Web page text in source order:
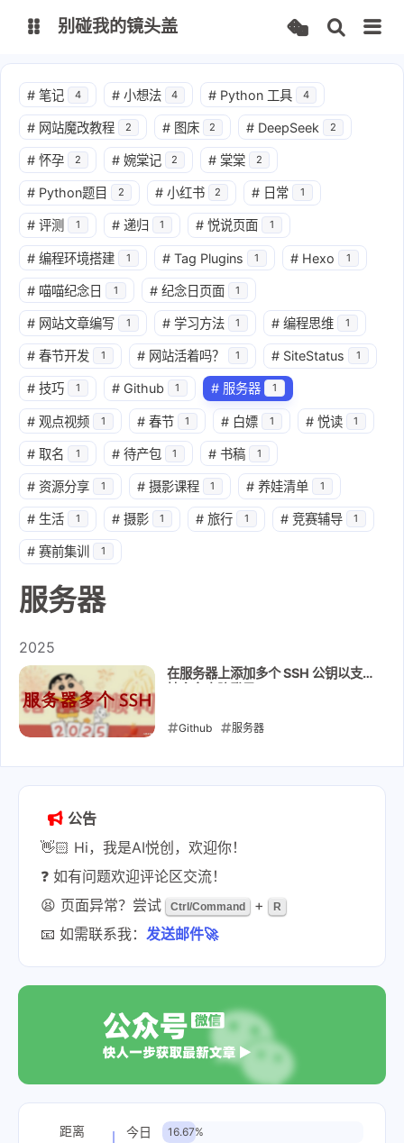
文档
FPManager CodeMark
IPMapper TurtleBrowser
思否 CSDN
知乎 掘金
别碰我的镜头盖
# 笔记 4 # 小想法 4 # Python 工具 4
# 网站魔改教程 2 # 图床 2 # DeepSeek 2
# 怀孕 2 # 婉棠记 2 # 棠棠 2
# Python题目 2 # 小红书 2 # 日常 1
# 评测 1 # 递归 1 # 悦说页面 1
# 编程环境搭建 1 # Tag Plugins 1 # Hexo 1
# 喵喵纪念日 1 # 纪念日页面 1
# 网站文章编写 1 # 学习方法 1 # 编程思维 1
# 春节开发 1 # 网站活着吗？ 1 # SiteStatus 1
# 技巧 1 # Github 1 # 服务器 1
# 观点视频 1 # 春节 1 # 白嫖 1 # 悦读 1
# 取名 1 # 待产包 1 # 书稿 1
# 资源分享 1 # 摄影课程 1 # 养娃清单 1
# 生活 1 # 摄影 1 # 旅行 1 # 竞赛辅导 1
# 赛前集训 1
服务器
2025
在服务器上添加多个 SSH 公钥以支
Github 服务器
公告
👋🏻 Hi，我是AI悦创，欢迎你！
❓ 如有问题欢迎评论区交流！
😫 页面异常？尝试
Ctrl/Command + R
📧 如需联系我： 发送邮件🚀
距离 今日 16.67%